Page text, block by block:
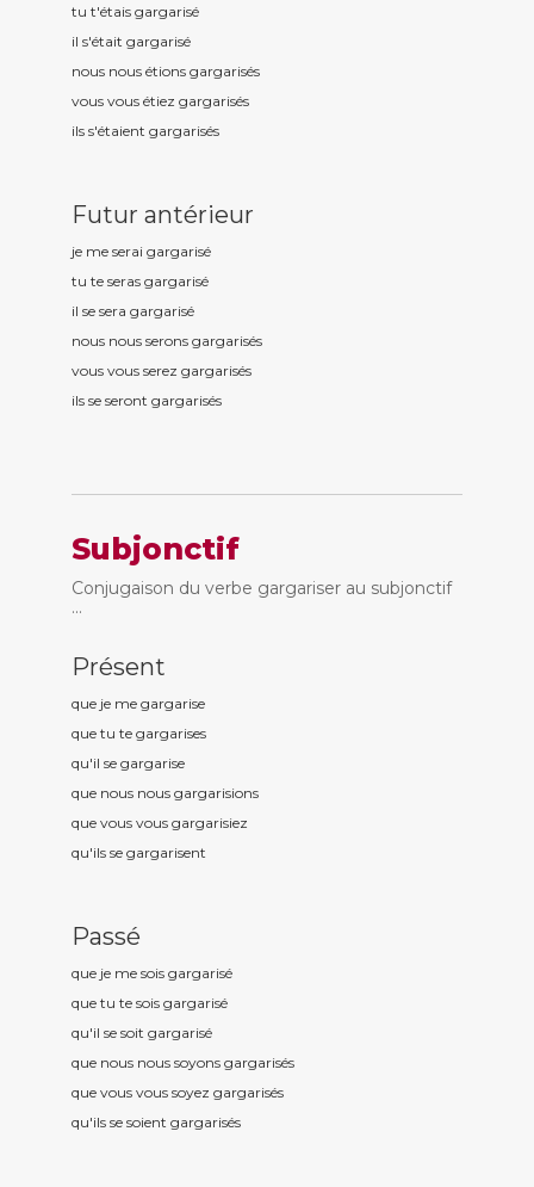
tu t'étais gargarisé
il s'était gargarisé
nous nous étions gargarisés
vous vous étiez gargarisés
ils s'étaient gargarisés
Futur antérieur
je me serai gargarisé
tu te seras gargarisé
il se sera gargarisé
nous nous serons gargarisés
vous vous serez gargarisés
ils se seront gargarisés
Subjonctif
Conjugaison du verbe gargariser au subjonctif
...
Présent
que je me gargarise
que tu te gargarises
qu'il se gargarise
que nous nous gargarisions
que vous vous gargarisiez
qu'ils se gargarisent
Passé
que je me sois gargarisé
que tu te sois gargarisé
qu'il se soit gargarisé
que nous nous soyons gargarisés
que vous vous soyez gargarisés
qu'ils se soient gargarisés